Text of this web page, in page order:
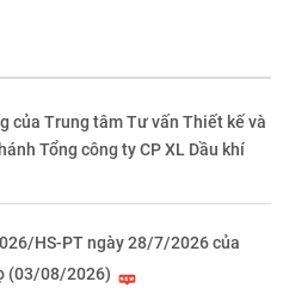
của Trung tâm Tư vấn Thiết kế và
Tổng công ty CP XL Dầu khí
HS-PT ngày 28/7/2026 của
(03/08/2026)